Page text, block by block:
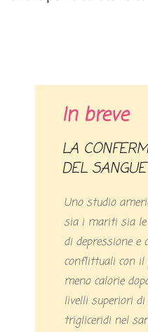
In breve
LA CONFERMA DAGLI ESAMI
DEL SANGUE
Uno studio
sia i mariti sia
di depressione e
conflittuali con il
meno calorie
livelli superiori
trigliceridi nel